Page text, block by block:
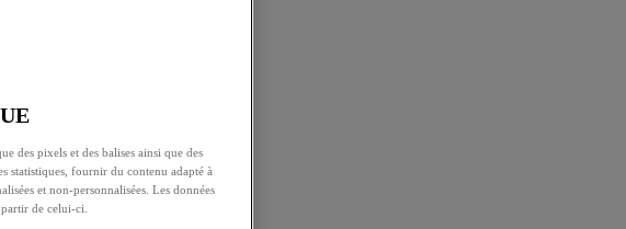
des pixels et des balises ainsi que des
statistiques, fournir du contenu adapté à
et non-personnalisées. Les données
de celui-ci.